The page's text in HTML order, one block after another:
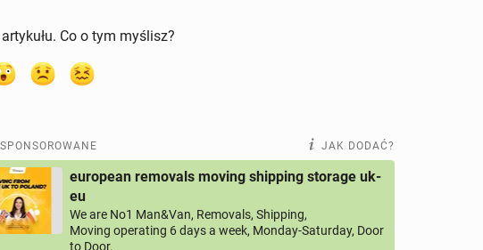
Co o tym myślisz?
JAK DODAĆ?
european removals moving shipping storage uk-
eu
We are No1 Man&Van, Removals, Shipping,
Moving operating 6 days a week, Monday-Saturday, Door
to Door.